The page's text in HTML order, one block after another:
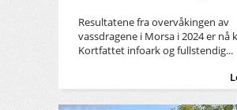
Resultatene fra overvåkingen av
vassdragene i Morsa i 2024 er nå
Kortfattet infoark og fullstendig...